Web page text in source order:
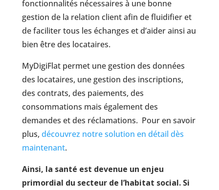
fonctionnalités nécessaires à une bonne
gestion de la relation client afin de fluidifier et
de faciliter tous les échanges et d’aider ainsi au
bien être des locataires.
MyDigiFlat permet une gestion des données
des locataires, une gestion des inscriptions,
des contrats, des paiements, des
consommations mais également des
demandes et des réclamations. Pour en savoir
plus, découvrez notre solution en détail dès
maintenant.
Ainsi, la santé est devenue un enjeu
primordial du secteur de l’habitat social. Si